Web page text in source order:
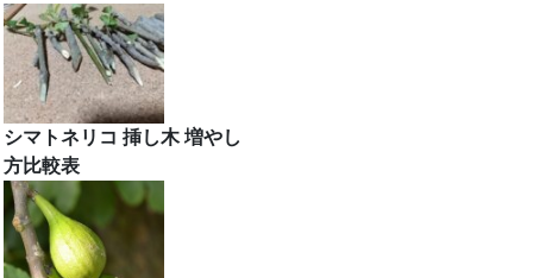
シマトネリコ 挿し木 増やし
方比較表